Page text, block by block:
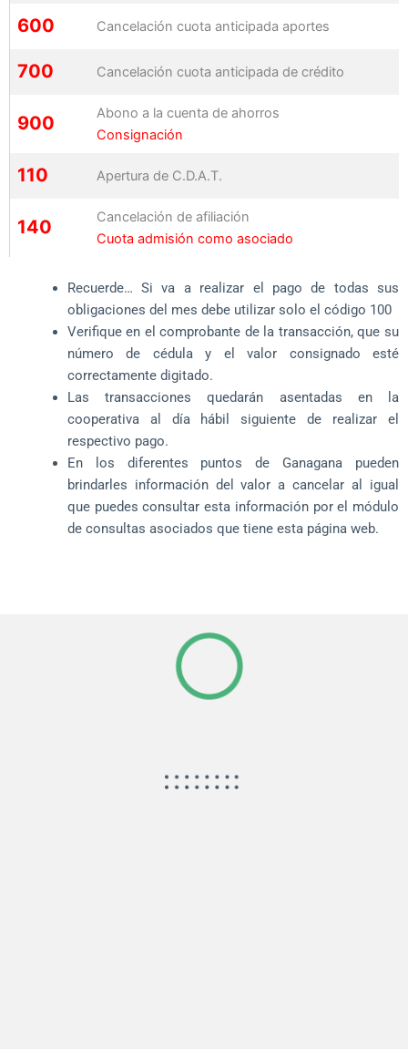
600 Cancelación cuota anticipada aportes
700 Cancelación cuota anticipada de crédito
900
Abono a la cuenta de ahorros
Consignación
110 Apertura de C.D.A.T.
140
Cancelación de afiliación
Cuota admisión como asociado
Recuerde… Si va a realizar el pago de todas sus
obligaciones del mes debe utilizar solo el código 100
Verifique en el comprobante de la transacción, que su
número de cédula y el valor consignado esté
correctamente digitado.
Las transacciones quedarán asentadas en la
cooperativa al día hábil siguiente de realizar el
respectivo pago.
En los diferentes puntos de Ganagana pueden
brindarles información del valor a cancelar al igual
que puedes consultar esta información por el módulo
de consultas asociados que tiene esta página web.